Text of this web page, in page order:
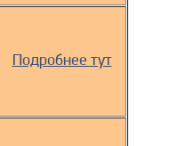
Подробнее тут